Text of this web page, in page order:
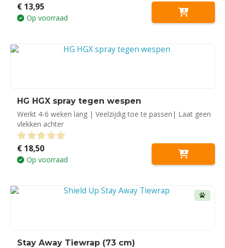
0 out of 5
€ 13,95
Op voorraad
HG HGX spray tegen wespen
Werkt 4-6 weken lang | Veelzijdig toe te passen| Laat geen
vlekken achter
0 out of 5
€ 18,50
Op voorraad
Stay Away Tiewrap (73 cm)